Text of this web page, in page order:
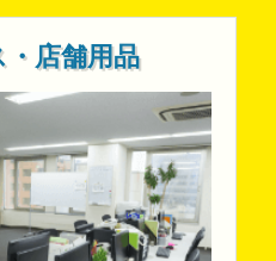
店舗用品